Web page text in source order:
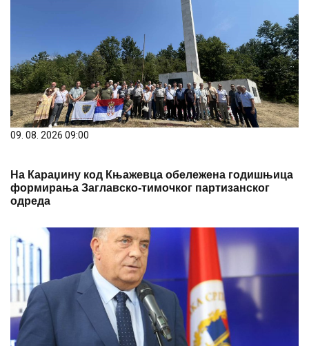
09. 08. 2026 09:00
На Караџину код Књажевца обележена годишњица
формирања Заглавско-тимочког партизанског
одреда